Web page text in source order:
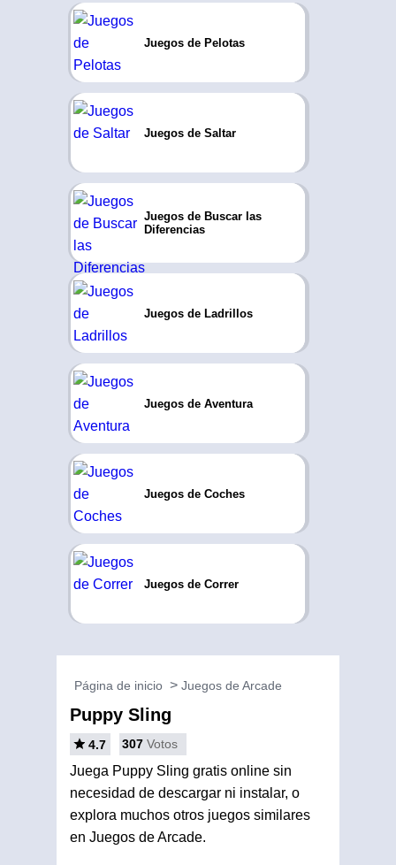
Juegos de Pelotas
Juegos de Saltar
Juegos de Buscar las
Diferencias
Juegos de Ladrillos
Juegos de Aventura
Juegos de Coches
Juegos de Correr
Página de inicio Juegos de Arcade
Puppy Sling
4.7 307 Votos
Juega Puppy Sling gratis online sin
necesidad de descargar ni instalar, o
explora muchos otros juegos similares
en Juegos de Arcade.